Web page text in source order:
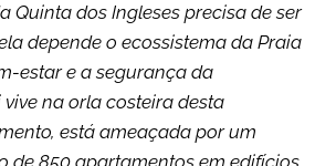
Quinta dos Ingleses precisa de ser
depende o ecossistema da Praia
estar e a segurança da
na orla costeira desta
está ameaçada por um
de 850 apartamentos em edifícios